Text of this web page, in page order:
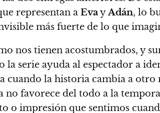
representan a EvayAdán, lo
más fuerte de lo que
nos tienen acostumbrados, y
la serie ayuda al espectador a
cuando la historia cambia a
favorece del todo a la
o impresión que sentimos